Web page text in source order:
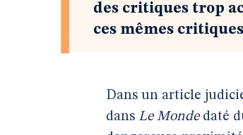
des critiques trop
ces mêmes critiques
Dans un article
dans Le Mondedaté